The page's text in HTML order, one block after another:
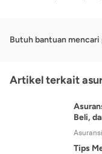
Butuh bantuan
Artikel terkait
Beli,
Tips